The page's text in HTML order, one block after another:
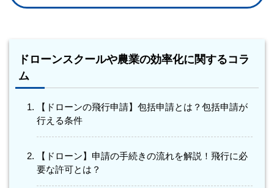
ドローンスクールや農業の効率化に関するコラ
ム
【ドローンの飛行申請】包括申請とは？包括申請が
行える条件
【ドローン】申請の手続きの流れを解説！飛行に必
要な許可とは？